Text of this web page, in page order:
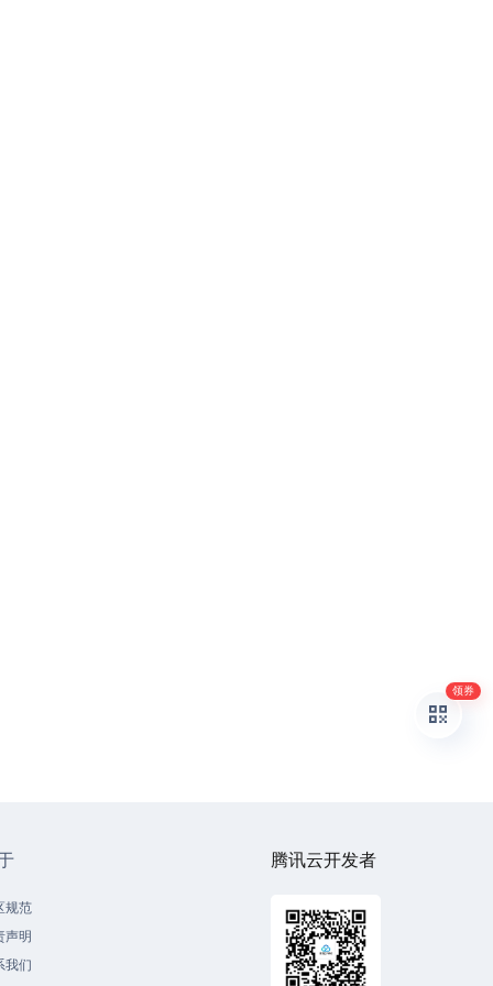
规范
声明
我们
腾讯云开发者
领券